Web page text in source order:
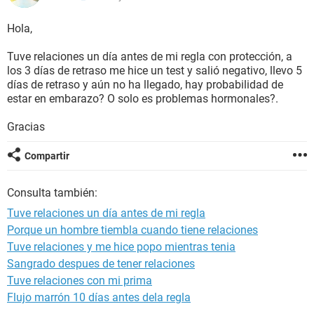
SEXUALIDAD
GLOSARIO
Hola,
Tuve relaciones un día antes de mi regla con protección, a
los 3 días de retraso me hice un test y salió negativo, llevo 5
días de retraso y aún no ha llegado, hay probabilidad de
estar en embarazo? O solo es problemas hormonales?.
Gracias
Compartir
Consulta también:
Tuve relaciones un día antes de mi regla
Porque un hombre tiembla cuando tiene relaciones
Tuve relaciones y me hice popo mientras tenia
Sangrado despues de tener relaciones
Tuve relaciones con mi prima
Flujo marrón 10 días antes dela regla